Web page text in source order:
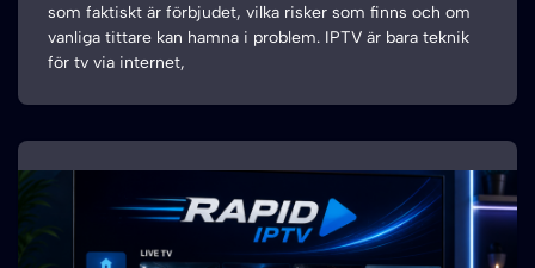
som faktiskt är förbjudet, vilka risker som finns och om
vanliga tittare kan hamna i problem. IPTV är bara teknik
för tv via internet,